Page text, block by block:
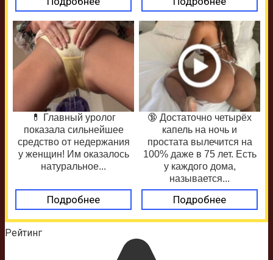
💊 Главный уролог
показала сильнейшее
средство от недержания
у женщин! Им оказалось
натуральное...
Подробнее
🔞 Достаточно четырёх
капель на ночь и
простата вылечится на
100% даже в 75 лет. Есть
у каждого дома,
называется...
Подробнее
Рейтинг